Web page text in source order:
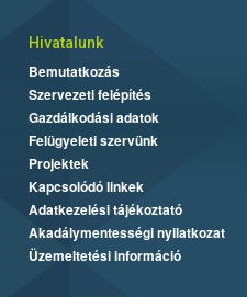
Hivatalunk
Bemutatkozás
Szervezeti felépítés
Gazdálkodási adatok
Felügyeleti szervünk
Projektek
Kapcsolódó linkek
Adatkezelési tájékoztató
Akadálymentességi nyilatkozat
Üzemeltetési információ